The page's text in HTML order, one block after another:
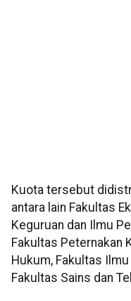
Kuota tersebut
antara lain Fakultas
Keguruan dan Ilmu
Fakultas Peternakan
Hukum, Fakultas
Fakultas Sains dan